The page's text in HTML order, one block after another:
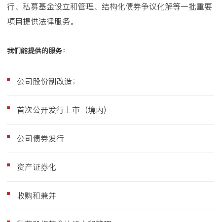
行、私募基金设立和管理、结构化债券争议化解等一批重要
项目提供法律服务。
我们能提供的服务：
公司股份制改造；
首次公开发行上市（境内）
公司债券发行
资产证券化
收购和兼并